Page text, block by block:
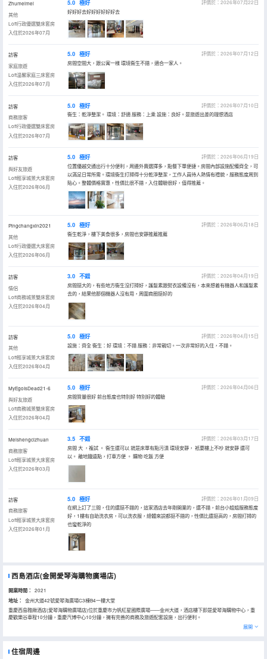
Zhumeimei
其他
Loft行政優選雙床套房
入住於2026年07月
5.0 極好
評價於：2026年07月22日
好好好去好好好好好好去
訪客
家庭旅遊
Loft温馨家庭三床套房
入住於2026年07月
5.0 極好
評價於：2026年07月12日
房間空間大，跟公寓一樣 環境衞生不錯，適合一家人。
訪客
商務旅客
Loft行政優選雙床套房
入住於2026年07月
5.0 極好
評價於：2026年07月10日
衞生：乾淨整潔。 環境：舒適 服務：上乘 設施：良好。是旅遊出差的理想酒店
訪客
與好友旅遊
Loft輕享城景大床套房
入住於2026年06月
5.0 極好
評價於：2026年06月19日
位置優越交通出行十分便利，周邊外賣選擇多，點餐下單便捷。房間內部設施配備齊全，可
以滿足日常所需。環境衞生打掃得十分乾淨整潔，工作人員待人熱情有禮貌，服務態度周到
貼心。整體價格實惠，性價比很不錯，入住體驗很好，值得推薦。
Pingchangxin2021
其他
Loft行政優選大床套房
入住於2026年06月
5.0 極好
評價於：2026年06月18日
衞生乾淨，樓下美食很多，房間也安靜推薦推薦
訪客
情侶
Loft商務城景雙床套房
入住於2026年04月
3.0 不錯
評價於：2026年04月19日
房間挺大的，有些地方衞生沒打掃好，護髮素跟熨衣設備沒有，本來想着有機器人和護髮素
去的，結果他那個機器人沒有用，周圍商圈挺好的
訪客
其他
Loft輕享城景大床套房
入住於2026年04月
5.0 極好
評價於：2026年04月15日
設施：齊全 衞生：好 環境：不錯 服務：非常親切。一次非常好的入住，不錯。
MyEgoIsDead21-6
與好友旅遊
Loft商務城景雙床套房
入住於2026年04月
5.0 極好
評價於：2026年04月06日
房間質量很好 前台態度也特別好 特別好的體驗
Meishengcizhuan
商務旅客
Loft輕享城景大床套房
入住於2026年03月
3.5 不錯
評價於：2026年03月17日
房間 大 ，複試 。 衞生還可以 就是床單有點污漬 環境安靜， 衹要樓上不吵 就安靜 還可
以。 離地鐵遠點，打車方便 。 購物 吃飯 方便
訪客
商務旅客
Loft輕享城景大床套房
入住於2026年01月
5.0 極好
評價於：2026年01月09日
在網上訂了三間，住的還挺不錯的，這家酒店去年剛開業的，還不錯，前台小姐姐服務態度
好，1樓有自助洗衣房，可以洗衣服，總體來説都挺不錯的，性價比還挺高的，房間打掃的
也蠻乾淨的
西島酒店(金開愛琴海購物廣場店)
開業時間： 2021
地址：
金州大道42號愛琴海廣場C3棟B4一樓大堂
重慶西島雅緻酒店(愛琴海購物廣場店)位於重慶市力帆紅星國際廣場——金州大道，酒店樓下即是愛琴海購物中心，重
慶歡樂谷車程10分鐘，重慶汽博中心10分鐘，擁有完善的商務及旅遊配套設施，出行便利。
酒店房間為LOFT套房佈局，上下兩層面積大，面積均在50平米以上，為商務客人準備了單獨的會客和辦公空間；三張
床的房型布置了一張1.8米的大床和2張1.2米的床，面積超過60平方米，可供多人和親子游的客人使用，酒店嚴格把控
展開
住宿周邊